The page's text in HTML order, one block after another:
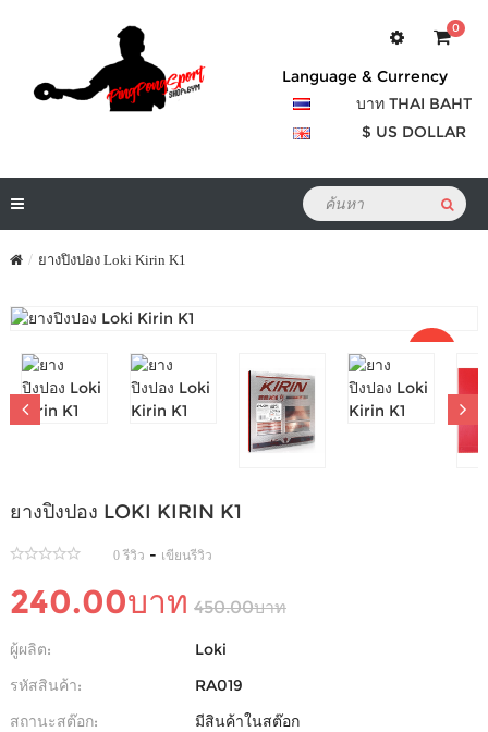
0
Language & Currency
บาท THAI BAHT
$ US DOLLAR
ยางปิงปอง Loki Kirin K1
ยางปิงปอง LOKI KIRIN K1
0 รีวิว - เขียนรีวิว
240.00บาท 450.00บาท
ผู้ผลิต:
Loki
รหัสสินค้า:
RA019
สถานะสต๊อก:
มีสินค้าในสต๊อก